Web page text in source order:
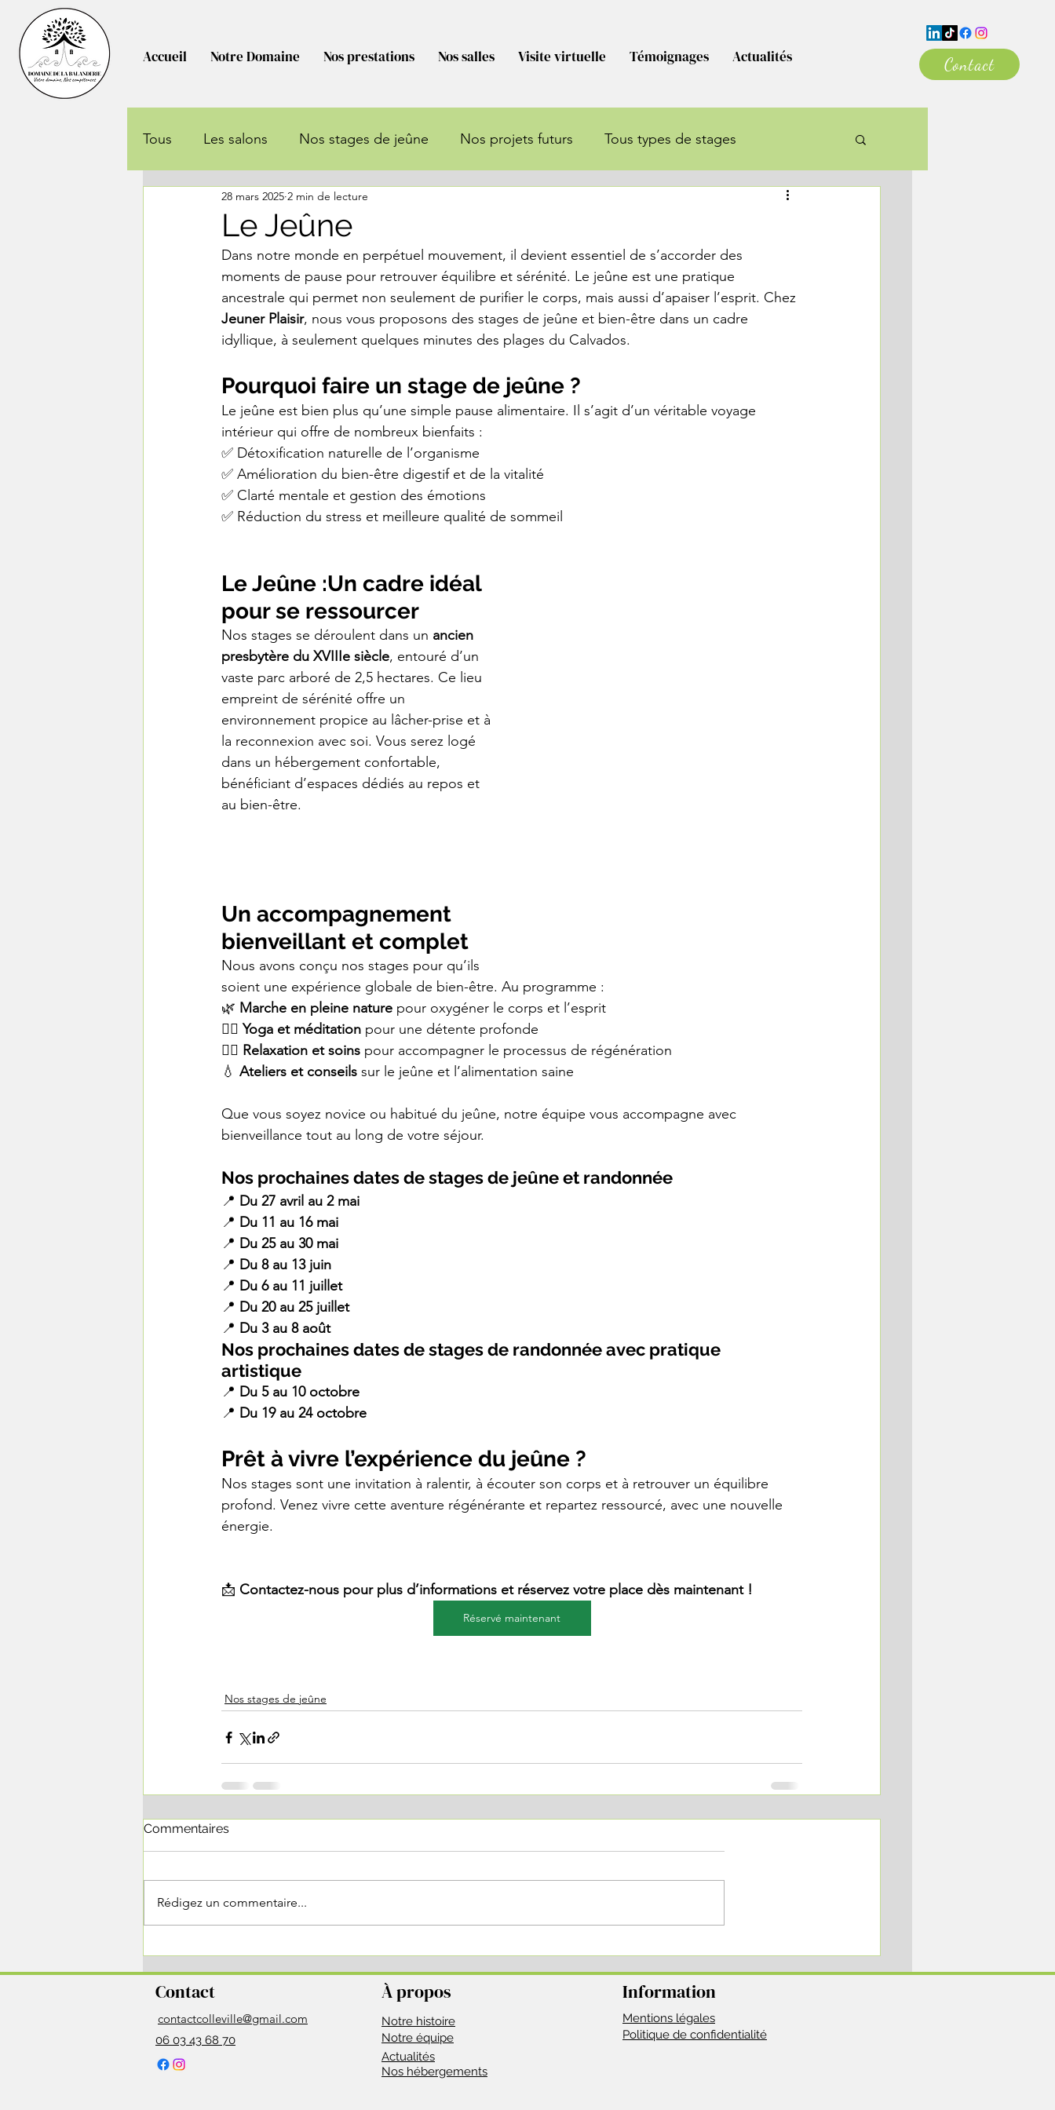
Accueil Notre Domaine Nos prestations Nos salles Visite virtuelle Témoignages Actualités Contact
Tous Les salons Nos stages de jeûne Nos projets futurs Tous types de stages
Ça bouge au domaine ! Stages
Le Jeûne
28 mars 2025 2 min de lecture
Dans notre monde en perpétuel mouvement, il devient essentiel de s’accorder des
moments de pause pour retrouver équilibre et sérénité. Le jeûne est une pratique
ancestrale qui permet non seulement de purifier le corps, mais aussi d’apaiser l’esprit. Chez
Jeuner Plaisir, nous vous proposons des stages de jeûne et bien-être dans un cadre
idyllique, à seulement quelques minutes des plages du Calvados.
Pourquoi faire un stage de jeûne ?
Le jeûne est bien plus qu’une simple pause alimentaire. Il s’agit d’un véritable voyage
intérieur qui offre de nombreux bienfaits :
✅ Détoxification naturelle de l’organisme
✅ Amélioration du bien-être digestif et de la vitalité
✅ Clarté mentale et gestion des émotions
✅ Réduction du stress et meilleure qualité de sommeil
Le Jeûne :Un cadre idéal
pour se ressourcer
Nos stages se déroulent dans un ancien
presbytère du XVIIIe siècle, entouré d’un
vaste parc arboré de 2,5 hectares. Ce lieu
empreint de sérénité offre un
environnement propice au lâcher-prise et à
la reconnexion avec soi. Vous serez logé
dans un hébergement confortable,
bénéficiant d’espaces dédiés au repos et
au bien-être.
Un accompagnement
bienveillant et complet
Nous avons conçu nos stages pour qu’ils
soient une expérience globale de bien-être. Au programme :
🌿 Marche en pleine nature pour oxygéner le corps et l’esprit
🧘‍♂️ Yoga et méditation pour une détente profonde
💆‍♀️ Relaxation et soins pour accompagner le processus de régénération
💧 Ateliers et conseils sur le jeûne et l’alimentation saine
Que vous soyez novice ou habitué du jeûne, notre équipe vous accompagne avec
bienveillance tout au long de votre séjour.
Nos prochaines dates de stages de jeûne et randonnée
📍 Du 27 avril au 2 mai
📍 Du 11 au 16 mai
📍 Du 25 au 30 mai
📍 Du 8 au 13 juin
📍 Du 6 au 11 juillet
📍 Du 20 au 25 juillet
📍 Du 3 au 8 août
Nos prochaines dates de stages de randonnée avec pratique
artistique
📍 Du 5 au 10 octobre
📍 Du 19 au 24 octobre
Prêt à vivre l’expérience du jeûne ?
Nos stages sont une invitation à ralentir, à écouter son corps et à retrouver un équilibre
profond. Venez vivre cette aventure régénérante et repartez ressourcé, avec une nouvelle
énergie.
📩 Contactez-nous pour plus d’informations et réservez votre place dès maintenant !
Réservé maintenant
Nos stages de jeûne
Commentaires
Rédigez un commentaire...
Contact
contactcolleville@gmail.com
06 03 43 68 70
À propos
Notre histoire
Notre équipe
Actualités
Nos hébergements
Information
Mentions légales
Politique de confidentialité